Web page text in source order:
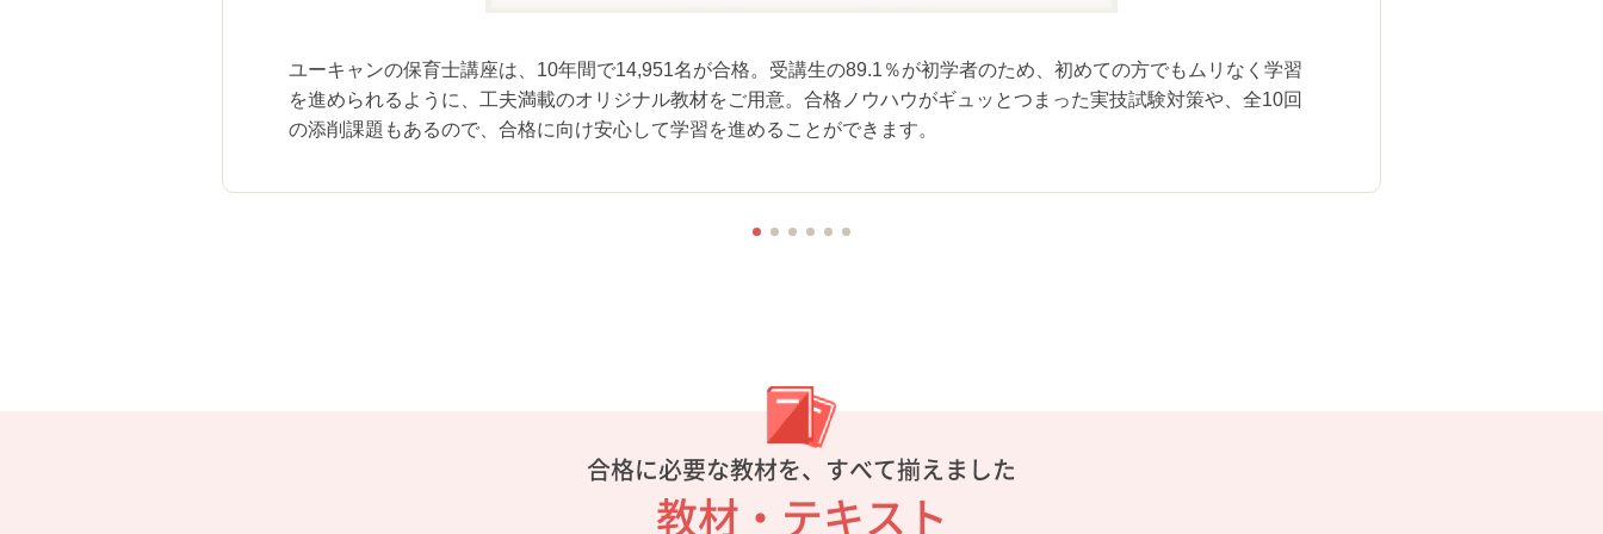
ユーキャンの保育士講座は、10年間で14,951名が合格。受講生の89.1％が初学者のため、初めての方でもムリなく学習
を進められるように、工夫満載のオリジナル教材をご用意。合格ノウハウがギュッとつまった実技試験対策や、全10回
の添削課題もあるので、合格に向け安心して学習を進めることができます。
合格に必要な教材を、すべて揃えました
教材・テキスト